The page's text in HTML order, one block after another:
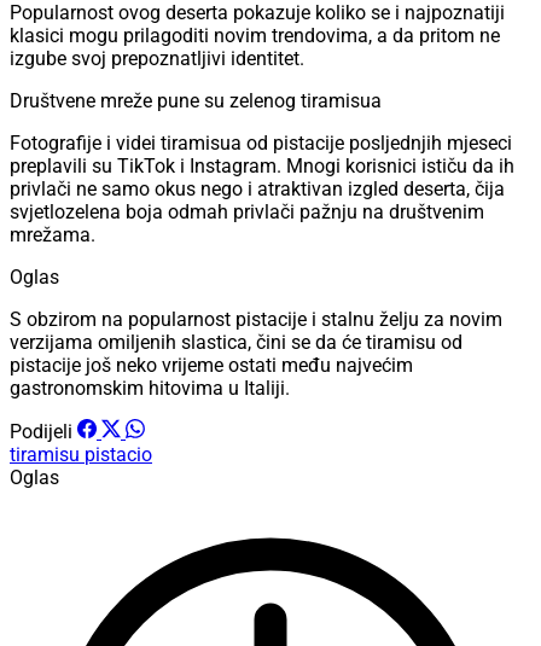
Popularnost ovog deserta pokazuje koliko se i najpoznatiji
klasici mogu prilagoditi novim trendovima, a da pritom ne
izgube svoj prepoznatljivi identitet.
Društvene mreže pune su zelenog tiramisua
Fotografije i videi tiramisua od pistacije posljednjih mjeseci
preplavili su TikTok i Instagram. Mnogi korisnici ističu da ih
privlači ne samo okus nego i atraktivan izgled deserta, čija
svjetlozelena boja odmah privlači pažnju na društvenim
mrežama.
Oglas
S obzirom na popularnost pistacije i stalnu želju za novim
verzijama omiljenih slastica, čini se da će tiramisu od
pistacije još neko vrijeme ostati među najvećim
gastronomskim hitovima u Italiji.
Podijeli
tiramisu pistacio
Oglas